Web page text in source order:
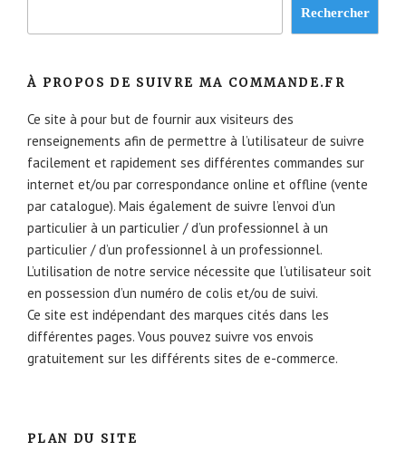
Rechercher
À PROPOS DE SUIVRE MA COMMANDE.FR
Ce site à pour but de fournir aux visiteurs des
renseignements afin de permettre à l’utilisateur de suivre
facilement et rapidement ses différentes commandes sur
internet et/ou par correspondance online et offline (vente
par catalogue). Mais également de suivre l’envoi d’un
particulier à un particulier / d’un professionnel à un
particulier / d’un professionnel à un professionnel.
L’utilisation de notre service nécessite que l’utilisateur soit
en possession d’un numéro de colis et/ou de suivi.
Ce site est indépendant des marques cités dans les
différentes pages. Vous pouvez suivre vos envois
gratuitement sur les différents sites de e-commerce.
PLAN DU SITE